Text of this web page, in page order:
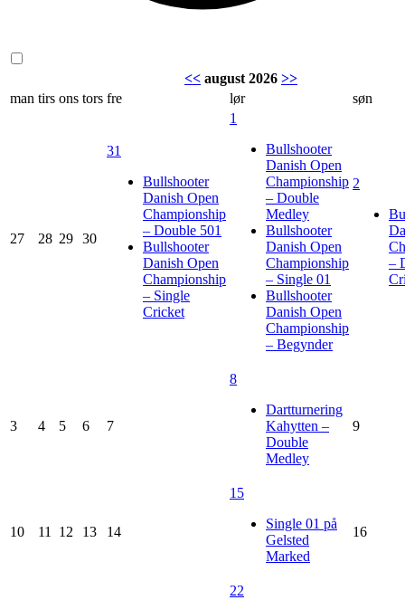
<< august 2026 >>
man tirs ons tors fre lør søn
27 28 29 30
31
Bullshooter
Danish Open
Championship
– Double 501
Bullshooter
Danish Open
Championship
– Single
Cricket
1
Bullshooter
Danish Open
Championship
– Double
Medley
Bullshooter
Danish Open
Championship
– Single 01
Bullshooter
Danish Open
Championship
– Begynder
2
–
3 4 5 6 7
8
Dartturnering
Kahytten –
Double
Medley
9
10 11 12 13 14
15
Single 01 på
Gelsted
Marked
16
22